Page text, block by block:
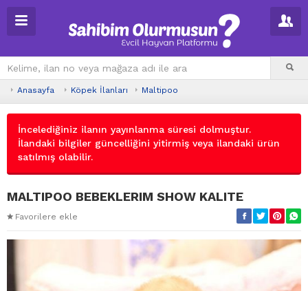
Anasayfa Köpek İlanları Maltipoo
İncelediğiniz ilanın yayınlanma süresi dolmuştur.
İlandaki bilgiler güncelliğini yitirmiş veya ilandaki ürün
satılmış olabilir.
MALTIPOO BEBEKLERIM SHOW KALITE
Favorilere ekle